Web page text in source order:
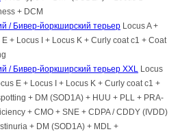
+ DCM
/ Бивер-йоркширский терьер Locus A +
+ Locus I + Locus K + Curly coat c1 + Coat
/ Бивер-йоркширский терьер XXL Locus
E + Locus I + Locus K + Curly coat c1 +
+ DM (SOD1A) + HUU + PLL + PRA-
+ CMO + SNE + CDPA / CDDY (IVDD)
+ DM (SOD1A) + MDL +